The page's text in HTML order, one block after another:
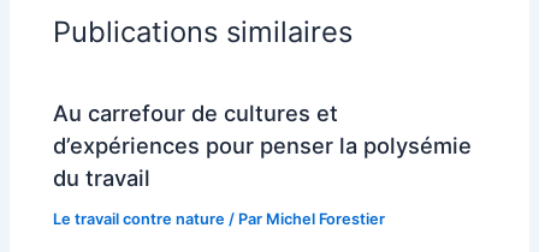
Publications similaires
Au carrefour de cultures et
d’expériences pour penser la polysémie
du travail
Le travail contre nature / Par Michel Forestier